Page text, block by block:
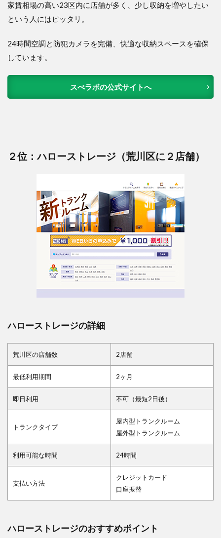
家賃相場の高い23区内に店舗が多く、少し収納を増やしたい
という人にはピッタリ。
24時間空調と防犯カメラを完備、快適な収納スペースを確保
しています。
スぺラボの公式サイトへ
２位：ハローストレージ（荒川区に２店舗）
ハローストレージの詳細
荒川区の店舗数 2店舗
最低利用期間 2ヶ月
即日利用 不可（最短2日後）
トランクタイプ
屋内型トランクルーム
屋外型トランクルーム
利用可能な時間 24時間
支払い方法
クレジットカード
口座振替
ハローストレージのおすすめポイント